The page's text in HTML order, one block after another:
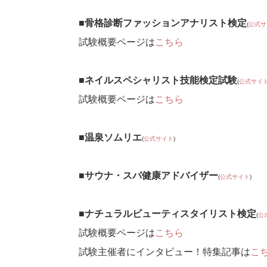
■骨格診断ファッションアナリスト検定(公式サ
試験概要ページはこちら
■ネイルスペシャリスト技能検定試験(公式サイト
試験概要ページはこちら
■温泉ソムリエ(公式サイト)
■サウナ・スパ健康アドバイザー(公式サイト)
■ナチュラルビューティスタイリスト検定(公
試験概要ページはこちら
試験主催者にインタビュー！特集記事はこ